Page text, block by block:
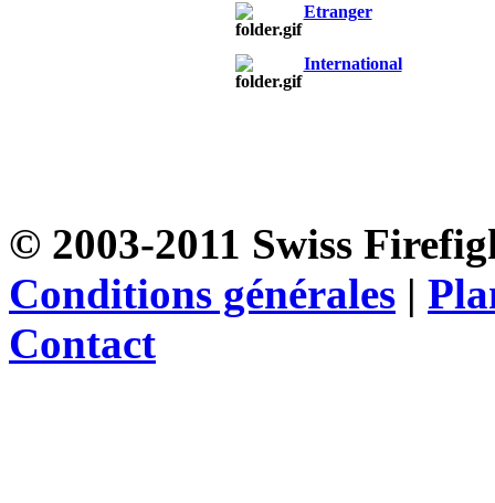
Etranger
International
© 2003-2011 Swiss
Conditions générales |
Contact